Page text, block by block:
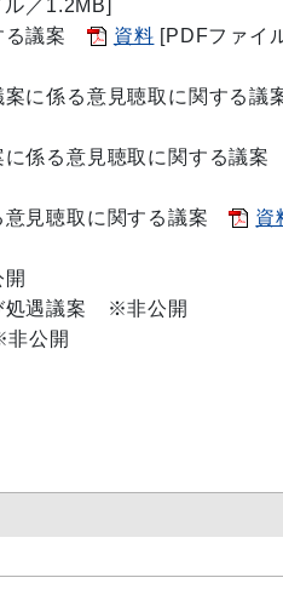
／1.2MB]
る議案
資料 [PDFファイ
に係る意見聴取に関する議
係る意見聴取に関する議案
意見聴取に関する議案
資
処遇議案 ※非公開
公開